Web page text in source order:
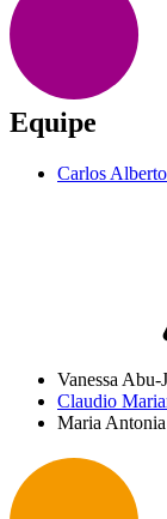
Equipe
Carlos
Vanessa Abu-
Claudio
Maria